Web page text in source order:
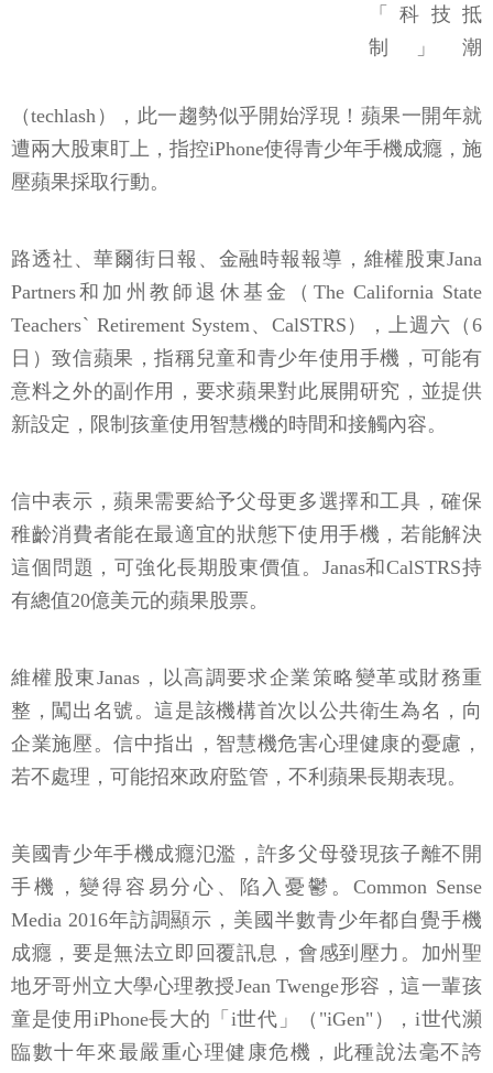
「科技抵
制」潮
（techlash），此一趨勢似乎開始浮現！蘋果一開年就
遭兩大股東盯上，指控iPhone使得青少年手機成癮，施
壓蘋果採取行動。
路透社、華爾街日報、金融時報報導，維權股東Jana
Partners和加州教師退休基金（The California State
Teachersˋ Retirement System、CalSTRS），上週六（6
日）致信蘋果，指稱兒童和青少年使用手機，可能有
意料之外的副作用，要求蘋果對此展開研究，並提供
新設定，限制孩童使用智慧機的時間和接觸內容。
信中表示，蘋果需要給予父母更多選擇和工具，確保
稚齡消費者能在最適宜的狀態下使用手機，若能解決
這個問題，可強化長期股東價值。Janas和CalSTRS持
有總值20億美元的蘋果股票。
維權股東Janas，以高調要求企業策略變革或財務重
整，闖出名號。這是該機構首次以公共衛生為名，向
企業施壓。信中指出，智慧機危害心理健康的憂慮，
若不處理，可能招來政府監管，不利蘋果長期表現。
美國青少年手機成癮氾濫，許多父母發現孩子離不開
手機，變得容易分心、陷入憂鬱。Common Sense
Media 2016年訪調顯示，美國半數青少年都自覺手機
成癮，要是無法立即回覆訊息，會感到壓力。加州聖
地牙哥州立大學心理教授Jean Twenge形容，這一輩孩
童是使用iPhone長大的「i世代」（"iGen"），i世代瀕
臨數十年來最嚴重心理健康危機，此種說法毫不誇